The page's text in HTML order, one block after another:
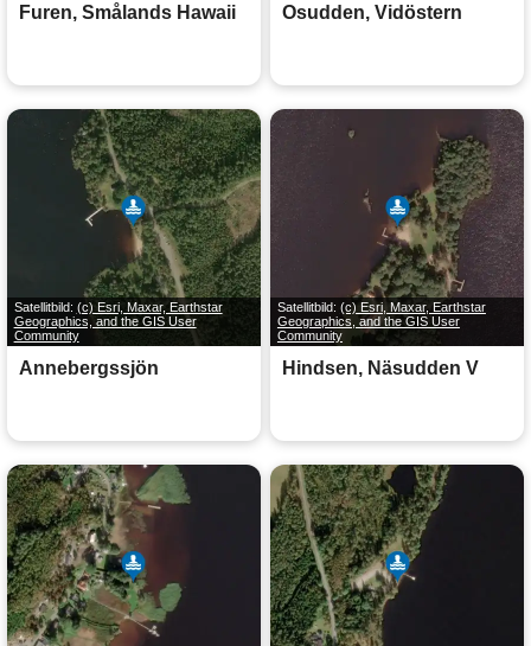
Furen, Smålands Hawaii Osudden, Vidöstern
Satellitbild: (c) Esri, Maxar, Earthstar
Geographics, and the GIS User
Community
Annebergssjön
Satellitbild: (c) Esri, Maxar, Earthstar
Geographics, and the GIS User
Community
Hindsen, Näsudden V